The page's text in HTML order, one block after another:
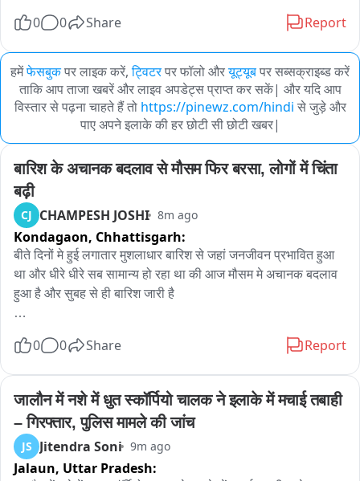
0
0 Share Report
हमेंफेसबुकपर लाइक करें, ट्विटरपर फॉलो औरयूट्यूबपर सब्सक्राइब्ड करें
ताकि आप ताजा खबरें और लाइव अपडेट्स प्राप्त कर सकें| और यदि आप
विस्तार से पढ़ना चाहते हैं तो https://pinewz.com/hindi से जुड़े और
पाए अपने इलाके की हर छोटी सी छोटी खबर|
बारिश के अचानक बदलाव से मौसम फिर बरसा, लोगों में चिंता
बढ़ी
CJ CHAMPESH JOSHI 8m ago
Kondagaon, Chhattisgarh:
बीते दिनों मे हुई लगातार मुशलाधार बारिश से जहां जनजीवन प्रभावित हुआ
था और धीरे धीरे सब सामान्य हो रहा था की आज मौसम मे अचानक बदलाव
हुआ है और सुबह से ही बारिश जारी है
अब फिर एक बार मौसम के बदलने से लोगों मे चिंता भी देखि जा सकती है
0 0 Share Report
जालौन में नशे में धुत स्कॉर्पियो चालक ने इलाके में मचाई तबाही
– गिरफ्तार, पुलिस मामले की जांच
JS Jitendra Soni 9m ago
Jalaun, Uttar Pradesh: